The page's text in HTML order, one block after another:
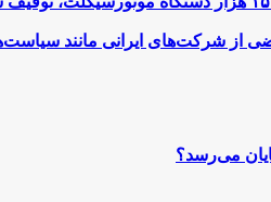
ایرانی مانند سیاست‌های 100 سال پیش
می‌رسد؟